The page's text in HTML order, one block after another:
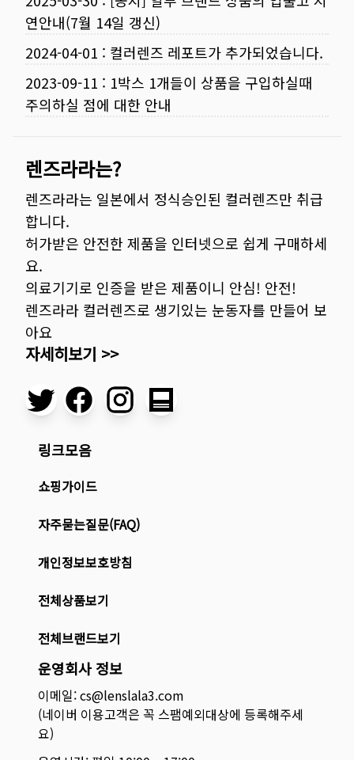
연안내(7월 14일 갱신)
2024-04-01 : 컬러렌즈 레포트가 추가되었습니다.
2023-09-11 : 1박스 1개들이 상품을 구입하실때
주의하실 점에 대한 안내
렌즈라라는?
렌즈라라는 일본에서 정식승인된 컬러렌즈만 취급
합니다.
허가받은 안전한 제품을 인터넷으로 쉽게 구매하세
요.
의료기기로 인증을 받은 제품이니 안심! 안전!
렌즈라라 컬러렌즈로 생기있는 눈동자를 만들어 보
아요
자세히보기 >>
링크모음
쇼핑가이드
자주묻는질문(FAQ)
개인정보보호방침
전체상품보기
전체브랜드보기
운영회사 정보
이메일: cs@lenslala3.com
(네이버 이용고객은 꼭 스팸예외대상에 등록해주세
요)